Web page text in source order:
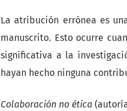
La atribución errónea es
manuscrito. Esto ocurre
significativa a la
hayan hecho ninguna
Colaboración no ética